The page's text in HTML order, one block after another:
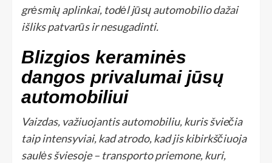
grėsmių aplinkai, todėl jūsų automobilio dažai
išliks patvarūs ir nesugadinti.
Blizgios keraminės
dangos privalumai jūsų
automobiliui
Vaizdas, važiuojantis automobiliu, kuris šviečia
taip intensyviai, kad atrodo, kad jis kibirkščiuoja
saulės šviesoje – transporto priemone, kuri,